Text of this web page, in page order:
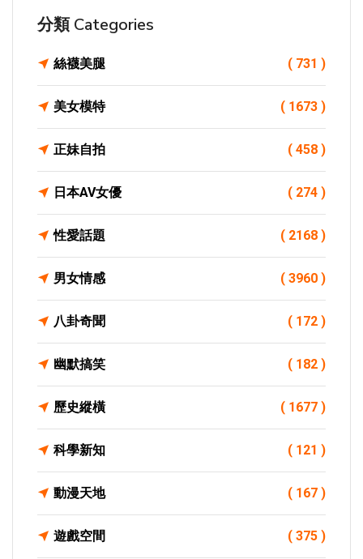
分類 Categories
絲襪美腿 ( 731 )
美女模特 ( 1673 )
正妹自拍 ( 458 )
日本AV女優 ( 274 )
性愛話題 ( 2168 )
男女情感 ( 3960 )
八卦奇聞 ( 172 )
幽默搞笑 ( 182 )
歷史縱橫 ( 1677 )
科學新知 ( 121 )
動漫天地 ( 167 )
遊戲空間 ( 375 )